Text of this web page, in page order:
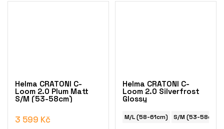
Helma CRATONI C-
Loom 2.0 Plum Matt
S/M (53-58cm)
3 599 Kč
Helma CRATONI C-
Loom 2.0 Silverfrost
Glossy
M/L (58-61cm) S/M (53-58cm)